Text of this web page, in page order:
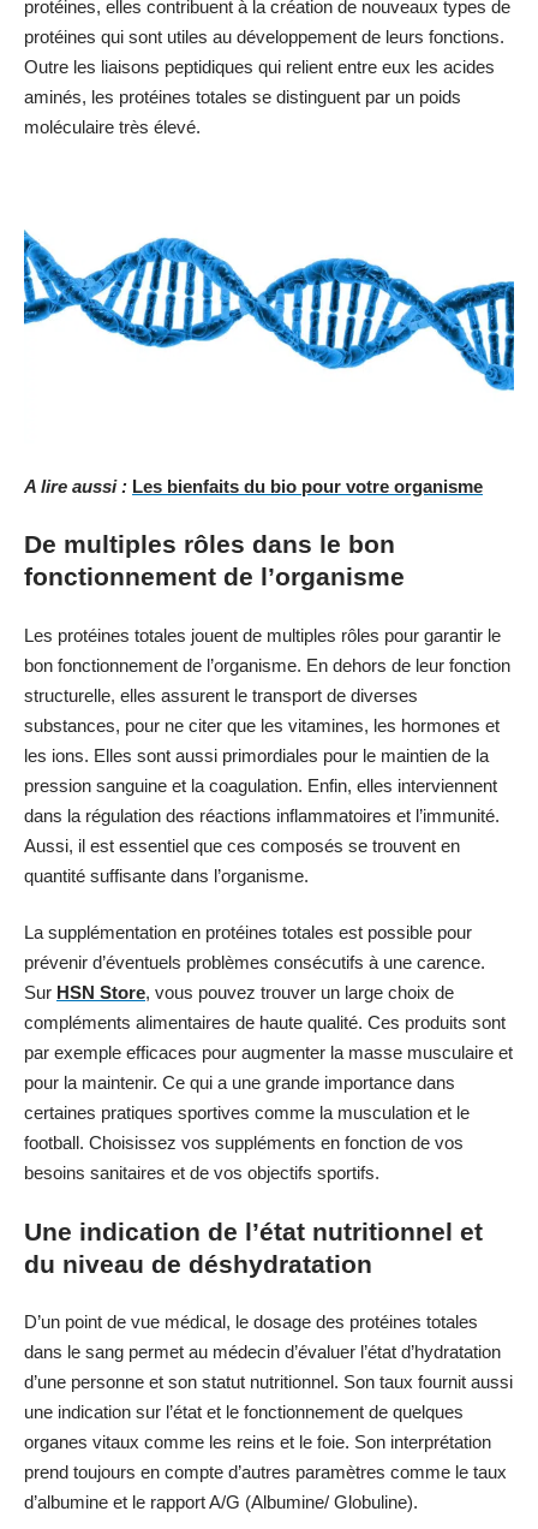
protéines, elles contribuent à la création de nouveaux types de
protéines qui sont utiles au développement de leurs fonctions.
Outre les liaisons peptidiques qui relient entre eux les acides
aminés, les protéines totales se distinguent par un poids
moléculaire très élevé.
A lire aussi : Les bienfaits du bio pour votre organisme
De multiples rôles dans le bon
fonctionnement de l’organisme
Les protéines totales jouent de multiples rôles pour garantir le
bon fonctionnement de l’organisme. En dehors de leur fonction
structurelle, elles assurent le transport de diverses
substances, pour ne citer que les vitamines, les hormones et
les ions. Elles sont aussi primordiales pour le maintien de la
pression sanguine et la coagulation. Enfin, elles interviennent
dans la régulation des réactions inflammatoires et l’immunité.
Aussi, il est essentiel que ces composés se trouvent en
quantité suffisante dans l’organisme.
La supplémentation en protéines totales est possible pour
prévenir d’éventuels problèmes consécutifs à une carence.
Sur HSN Store, vous pouvez trouver un large choix de
compléments alimentaires de haute qualité. Ces produits sont
par exemple efficaces pour augmenter la masse musculaire et
pour la maintenir. Ce qui a une grande importance dans
certaines pratiques sportives comme la musculation et le
football. Choisissez vos suppléments en fonction de vos
besoins sanitaires et de vos objectifs sportifs.
Une indication de l’état nutritionnel et
du niveau de déshydratation
D’un point de vue médical, le dosage des protéines totales
dans le sang permet au médecin d’évaluer l’état d’hydratation
d’une personne et son statut nutritionnel. Son taux fournit aussi
une indication sur l’état et le fonctionnement de quelques
organes vitaux comme les reins et le foie. Son interprétation
prend toujours en compte d’autres paramètres comme le taux
d’albumine et le rapport A/G (Albumine/ Globuline).